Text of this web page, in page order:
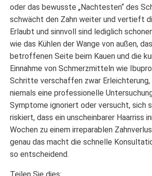
oder das bewusste „Nachtesten“ des
schwächt den Zahn weiter und vertieft
Erlaubt und sinnvoll sind lediglich
wie das Kühlen der Wange von außen,
betroffenen Seite beim Kauen und die
Einnahme von Schmerzmitteln wie
Schritte verschaffen zwar
niemals eine professionelle
Symptome ignoriert oder versucht, sich
riskiert, dass ein unscheinbarer Haarriss
Wochen zu einem irreparablen
genau das macht die schnelle
so entscheidend.